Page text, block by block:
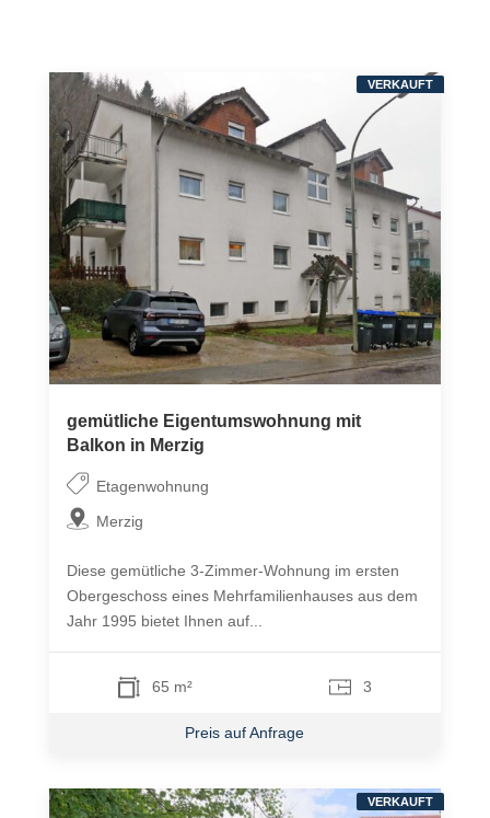
gemütliche Eigentumswohnung mit
Balkon in Merzig
Etagenwohnung
Merzig
Diese gemütliche 3-Zimmer-Wohnung im ersten
Obergeschoss eines Mehrfamilienhauses aus dem
Jahr 1995 bietet Ihnen auf...
65 m² 3
Preis auf Anfrage
VERKAUFT
VERKAUFT